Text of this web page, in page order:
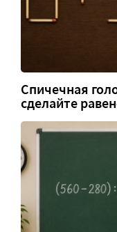
Спичечная
сделайте